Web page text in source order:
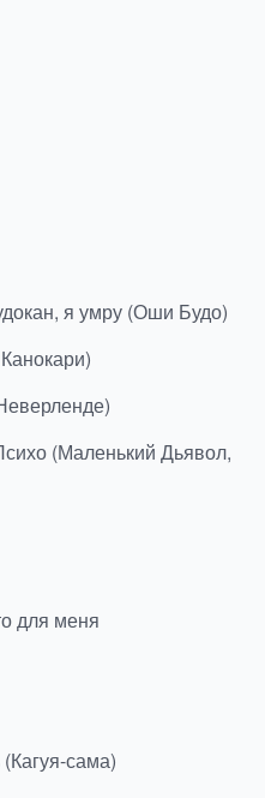
я умру (Оши Будо)
(Маленький Дьявол,
для меня
сама)